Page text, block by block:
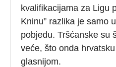
kvalifikacijama za Ligu
Kninu” razlika je samo
pobjedu. Tršćanske su
veće, što onda
glasnijom.